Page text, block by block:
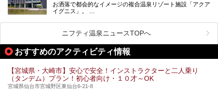
仙台牛タンなどを堪能するグルメ旅や、スポーツ観戦の遠征
時などに利用しやすい温浴施設がたくさんありますよ。
お洒落で都会的なイメージの複合温泉リゾート施設「アクア
イグニス」。
関西空港や吉川美南（埼玉県）に続いて仙台市若林区に202
2年4月にオープンした「アクアイグニス仙台」は、日帰り
温泉の「藤塚の湯」、マルシェ リアン、和食「笠庵」、イ
タリアン「グリーチネ」、ベーカリー「マリアージュ ドゥ
ファリーヌ」、スイーツの「コンフィチュール アッシュ」
と「ル ショコラ ドゥ アッシュ」、そしてカフェ「猿田彦珈
この「アクアイグニス仙台」の魅力を探りにお出かけしてき
ました。
ニフティ温泉ニュースTOPへ
おすすめのアクティビティ情報
【宮城県・大崎市】安心で安全！インストラクターと二人乗り
（タンデム）プラン！初心者向け・１０才～OK
宮城県仙台市宮城野区東仙台6-21-8